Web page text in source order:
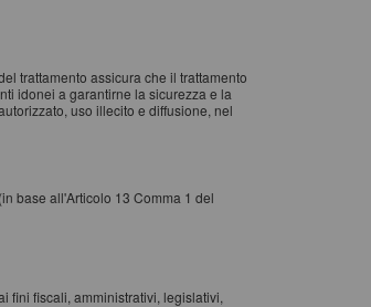
trattamento assicura che il trattamento
idonei a garantirne la sicurezza e la
uso illecito e diffusione, nel
base all'Articolo 13 Comma 1 del
fini fiscali, amministrativi, legislativi,